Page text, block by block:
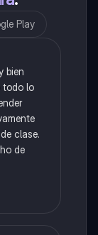
Play
bien
todo lo
clase.
de